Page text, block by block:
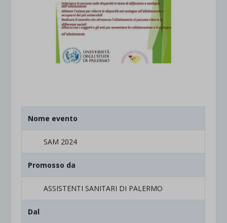
Nome evento
SAM 2024
Promosso da
ASSISTENTI SANITARI DI PALERMO
Dal